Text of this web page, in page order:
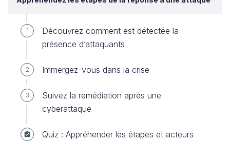
1
Découvrez comment est détectée la
présence d’attaquants
2 Immergez-vous dans la crise
3
Suivez la remédiation après une
cyberattaque
Quiz : Appréhender les étapes et acteurs